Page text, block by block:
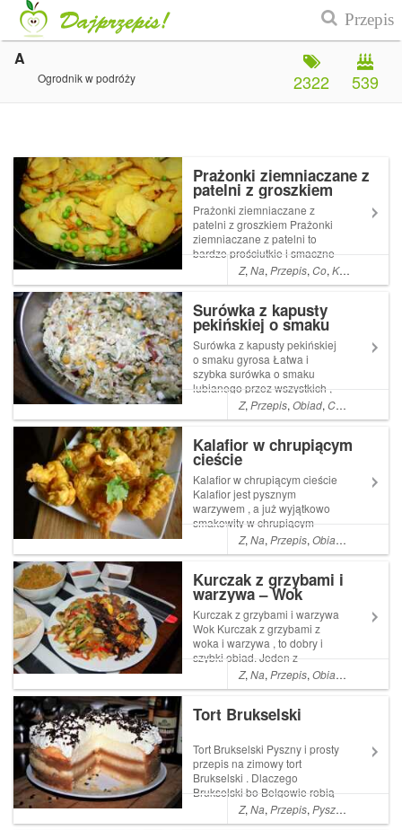
A
Ogrodnik w podróży 539
2322
Prażonki ziemniaczane z
patelni z groszkiem
Prażonki ziemniaczane z
patelni z groszkiem Prażonki
ziemniaczane z patelni to
bardzo prościutkie i smaczne
danie . Czasami robię je jako
dodatek do mięsa lub serwuję
More ... Artykuł Prażonki
ziemniaczane z patelni z
groszk...
Z,Na,Przepis,Co,Kolacja
Surówka z kapusty
pekińskiej o smaku
gyrosa
Surówka z kapusty pekińskiej
o smaku gyrosa Łatwa i
szybka surówka o smaku
lubianego przez wszystkich ,
a szczególnie dzieciaki ,
gyrosa
Z,Przepis,Obiad,Co ,
Kalafior w chrupiącym
cieście
Kalafior w chrupiącym cieście
Kalafior jest pysznym
warzywem , a już wyjątkowo
smakowity w chrupiącym
cieście . Jest to szybka
potrawa , całkowicie
części społeczność też Read
More ... Artykuł Kalafior w
chrupiącym cieście p...
Z,Na,Przepis,Obiad ,
Kurczak z grzybami i
warzywa – Wok
Kurczak z grzybami i warzywa
Wok Kurczak z grzybami z
woka i warzywa , to dobry i
szybki obiad. Jeden z
niewielu posiłków w których
mój młodszy syn uznaje Read
grzybami i warzywa Wok
Z,Na,Przepis,Obiad ,
Tort Brukselski
Tort Brukselski Pyszny i prosty
przepis na zimowy tort
Brukselski . Dlaczego
Brukselski bo Belgowie robią
najlepsze słodycze i
czekoladę
Z,Na,Przepis,Pyszne